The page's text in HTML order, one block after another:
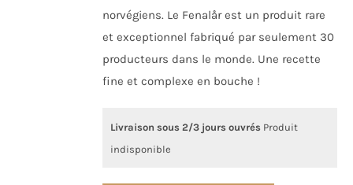
norvégiens. Le Fenalår est un produit rare
et exceptionnel fabriqué par seulement 30
producteurs dans le monde. Une recette
fine et complexe en bouche !
Livraison sous 2/3 jours ouvrés Produit
indisponible